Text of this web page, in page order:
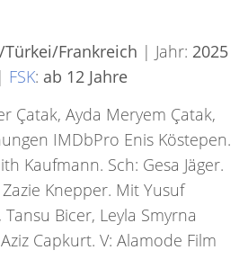
Frankreich | Jahr: 2025
FSK: ab 12 Jahre
Çatak, Ayda Meryem Çatak,
IMDbPro Enis Köstepen.
Kaufmann. Sch: Gesa Jäger.
Knepper. Mit Yusuf
Bicer, Leyla Smyrna
Capkurt. V: Alamode Film